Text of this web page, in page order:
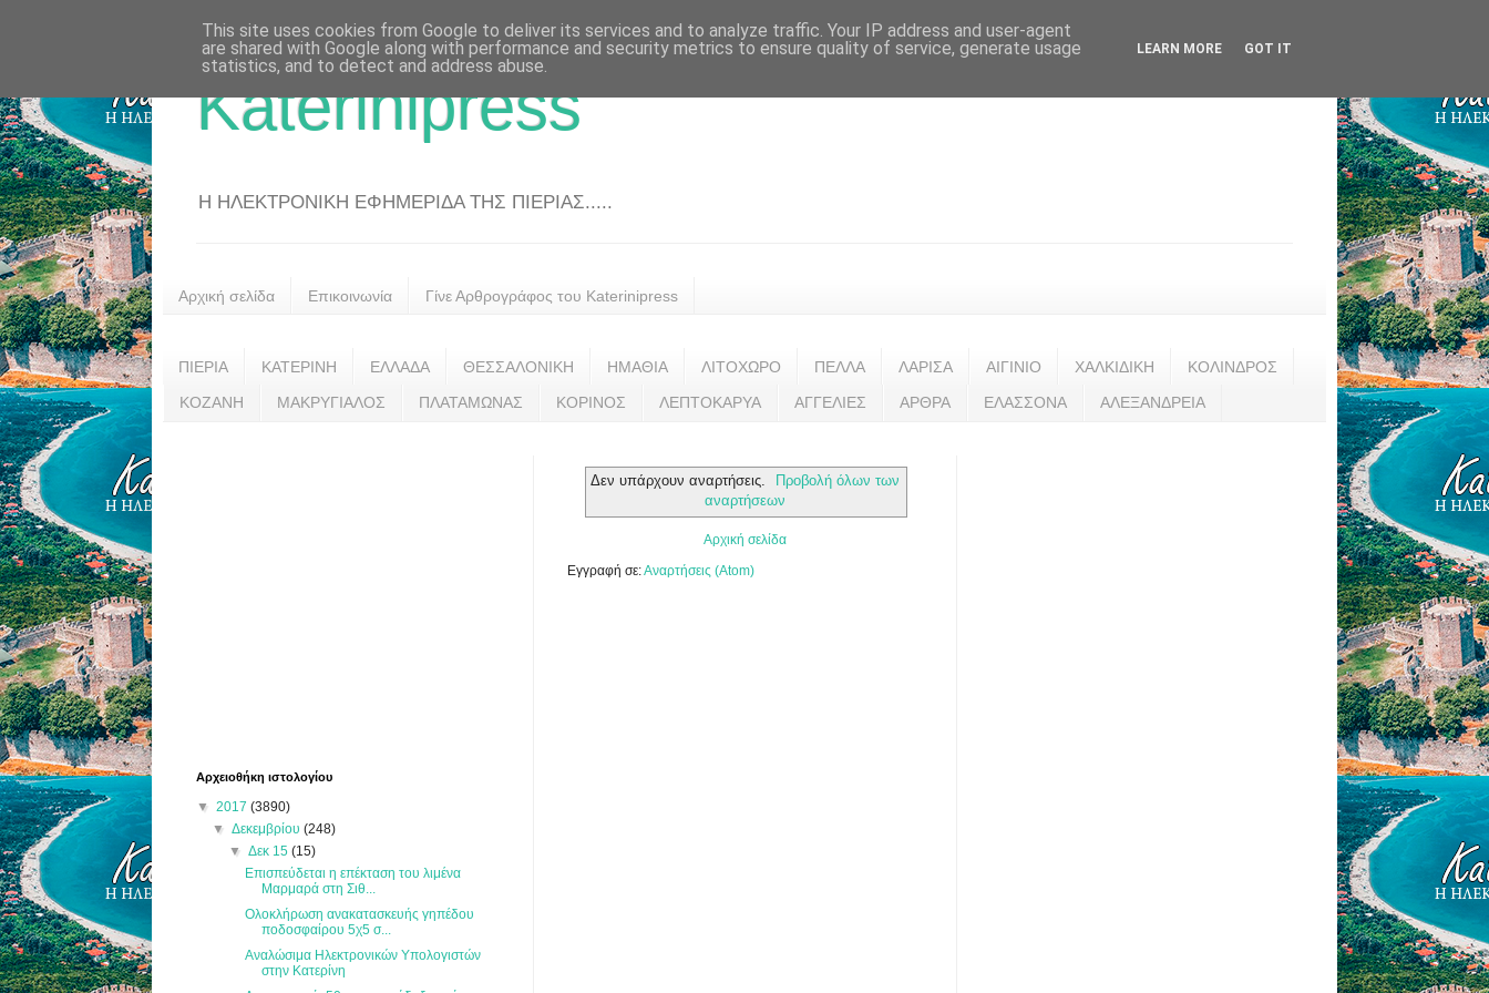
Katerinipress
Η ΗΛΕΚΤΡΟΝΙΚΗ ΕΦΗΜΕΡΙΔΑ ΤΗΣ ΠΙΕΡΙΑΣ.....
Αρχική σελίδα Επικοινωνία Γίνε Αρθρογράφος του Katerinipress
ΠΙΕΡΙΑ ΚΑΤΕΡΙΝΗ ΕΛΛΑΔΑ ΘΕΣΣΑΛΟΝΙΚΗ ΗΜΑΘΙΑ ΛΙΤΟΧΩΡΟ ΠΕΛΛΑ ΛΑΡΙΣΑ ΑΙΓΙΝΙΟ ΧΑΛΚΙΔΙΚΗ ΚΟΛΙΝΔΡΟΣ
ΚΟΖΑΝΗ ΜΑΚΡΥΓΙΑΛΟΣ ΠΛΑΤΑΜΩΝΑΣ ΚΟΡΙΝΟΣ ΛΕΠΤΟΚΑΡΥΑ ΑΓΓΕΛΙΕΣ ΑΡΘΡΑ ΕΛΑΣΣΟΝΑ ΑΛΕΞΑΝΔΡΕΙΑ
Δεν υπάρχουν αναρτήσεις.
Προβολή όλων των
αναρτήσεων
Αρχική σελίδα
Εγγραφή σε:Αναρτήσεις (Atom)
Αρχειοθήκη ιστολογίου
▼ 2017 (3890)
▼Δεκεμβρίου(248)
▼ Δεκ 15 (15)
Επισπεύδεται η επέκταση του λιμένα
Μαρμαρά στη Σιθ...
Ολοκλήρωση ανακατασκευής γηπέδου
ποδοσφαίρου 5χ5 σ...
Αναλώσιμα Ηλεκτρονικών Υπολογιστών
στην Κατερίνη
This site uses cookies from Google to deliver its services and to analyze traffic. Your IP address and user-agent
are shared with Google along with performance and security metrics to ensure quality of service, generate usage
statistics, and to detect and address abuse.
LEARN MORE GOT IT